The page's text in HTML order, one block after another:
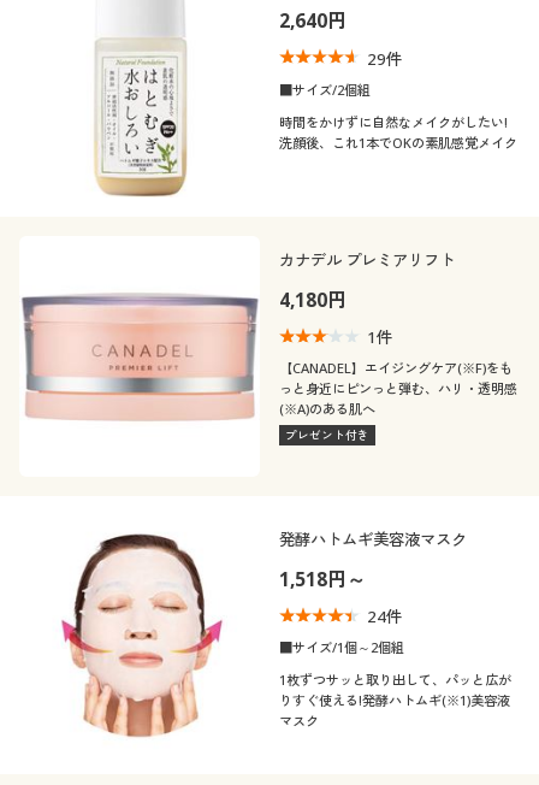
2,640円
29件
■サイズ/2個組
時間をかけずに自然なメイクがしたい!
洗顔後、これ1本でOKの素肌感覚メイク
カナデル プレミアリフト
4,180円
1件
【CANADEL】エイジングケア(※F)をも
っと身近にピンっと弾む、ハリ・透明感
(※A)のある肌へ
プレゼント付き
発酵ハトムギ美容液マスク
1,518円～
24件
■サイズ/1個～2個組
1枚ずつサッと取り出して、パッと広が
りすぐ使える!発酵ハトムギ(※1)美容液
マスク